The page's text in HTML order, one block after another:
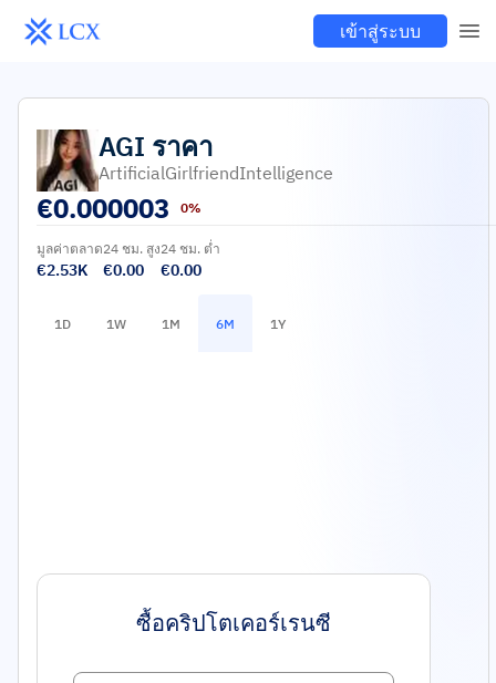
เข้าสู่ระบบ
AGI ราคา
ArtificialGirlfriendIntelligence
€0.000003 0%
มูลค่าตลาด
€2.53K
24 ชม. สูง
€0.00
24 ชม. ต่ำ
€0.00
1D 1W 1M 6M 1Y
ซื้อคริปโตเคอร์เรนซี